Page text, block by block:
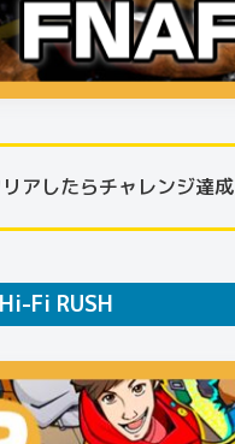
アしたらチャレンジ達成
Fi RUSH